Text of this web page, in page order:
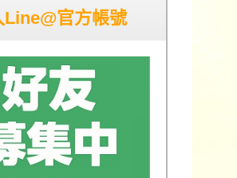
Line@官方帳號